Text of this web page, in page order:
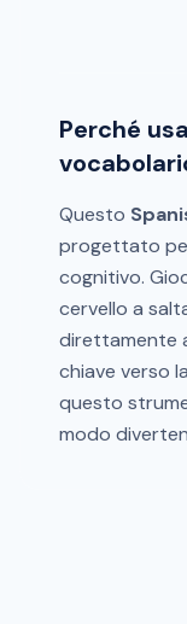
Perché
Questo
progettato
cognitivo.
cervello a
direttamente
chiave verso
questo
modo